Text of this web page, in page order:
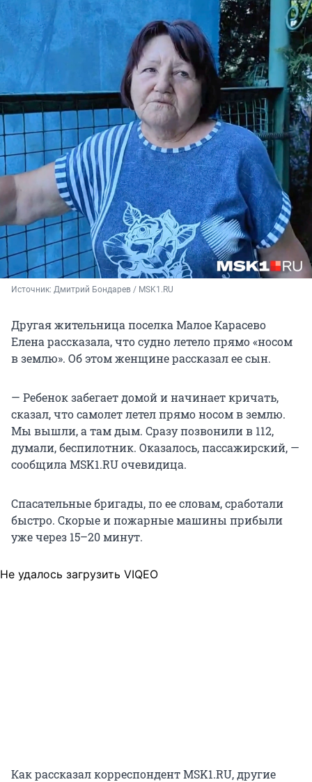
Источник: Дмитрий Бондарев / MSK1.RU
Другая жительница поселка Малое Карасево
Елена рассказала, что судно летело прямо «носом
в землю». Об этом женщине рассказал ее сын.
— Ребенок забегает домой и начинает кричать,
сказал, что самолет летел прямо носом в землю.
Мы вышли, а там дым. Сразу позвонили в 112,
думали, беспилотник. Оказалось, пассажирский, —
сообщила MSK1.RU очевидица.
Спасательные бригады, по ее словам, сработали
быстро. Скорые и пожарные машины прибыли
уже через 15–20 минут.
Не удалось загрузить VIQEO
Как рассказал корреспондент MSK1.RU, другие